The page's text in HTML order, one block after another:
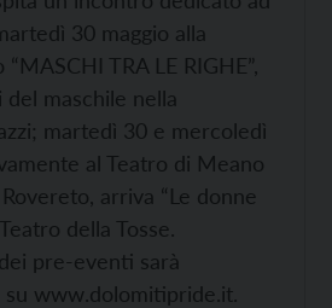
30 maggio alla
TRA LE RIGHE”,
maschile nella
martedì 30 e mercoledì
al Teatro di Meano
arriva “Le donne
della Tosse.
pre-eventi sarà
www.dolomitipride.it.